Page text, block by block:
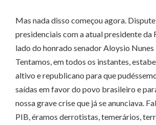
Mas nada disso começou agora.
presidenciais com a atual presidente da
lado do honrado senador Aloysio Nunes
Tentamos, em todos os instantes,
altivo e republicano para que
saídas em favor do povo brasileiro e
nossa grave crise que já se anunciava.
PIB, éramos derrotistas, temerários,